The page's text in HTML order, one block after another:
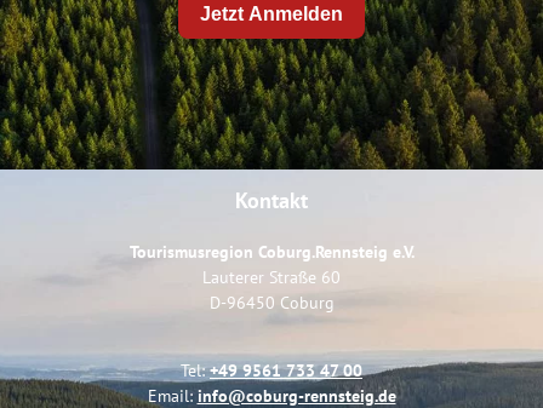
Jetzt Anmelden
Kontakt
Tourismusregion Coburg.Rennsteig e.V.
Lauterer Straße 60
D-96450 Coburg
Tel:+49 9561 733 47 00
Email: info@coburg-rennsteig.de